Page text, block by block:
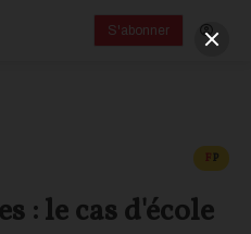
S'abonner
FP
: le cas d'école